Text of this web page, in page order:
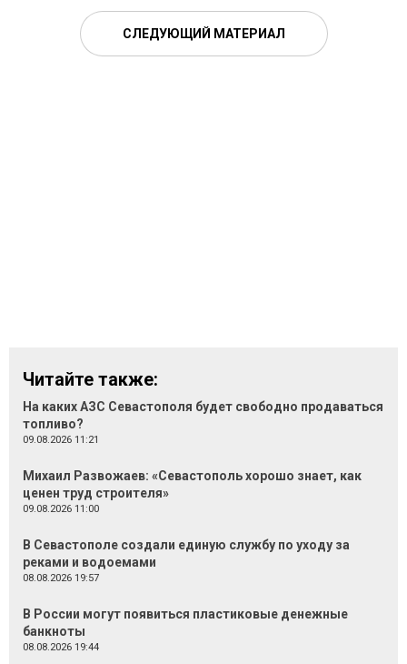
СЛЕДУЮЩИЙ МАТЕРИАЛ
Читайте также:
На каких АЗС Севастополя будет свободно продаваться
топливо?
09.08.2026 11:21
Михаил Развожаев: «Севастополь хорошо знает, как
ценен труд строителя»
09.08.2026 11:00
В Севастополе создали единую службу по уходу за
реками и водоемами
08.08.2026 19:57
В России могут появиться пластиковые денежные
банкноты
08.08.2026 19:44